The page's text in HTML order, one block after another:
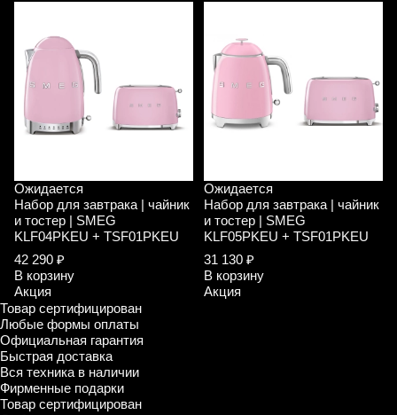
Ожидается
Набор для завтрака | чайник
и тостер | SMEG
KLF04PKEU + TSF01PKEU
42 290 ₽
В корзину
Акция
Ожидается
Набор для завтрака | чайник
и тостер | SMEG
KLF05PKEU + TSF01PKEU
31 130 ₽
В корзину
Акция
Товар сертифицирован
Любые формы оплаты
Официальная гарантия
Быстрая доставка
Вся техника в наличии
Фирменные подарки
Товар сертифицирован